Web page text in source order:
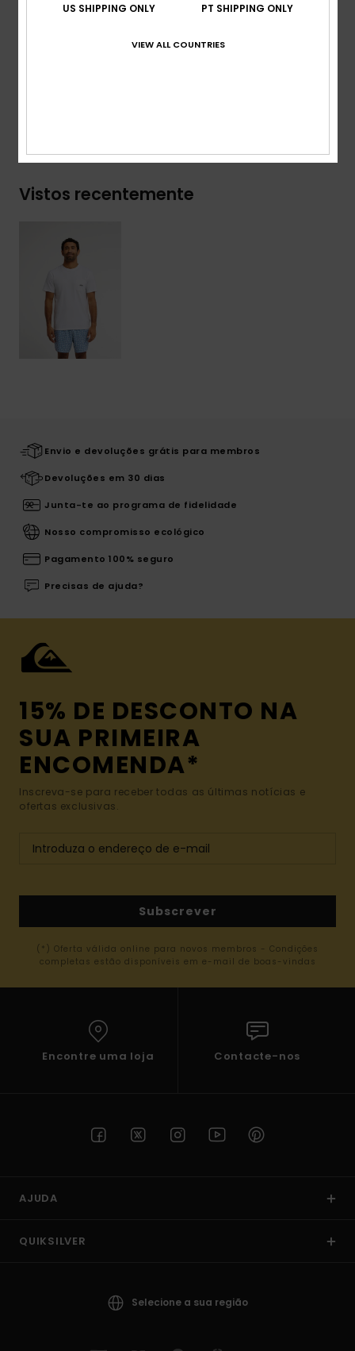
Etiqueta da marca: patch bordado da Quiksilver na
Vistos recentemente
Envio e devoluções grátis para membros
Devoluções em 30 dias
Junta-te ao programa de fidelidade
Nosso compromisso ecológico
Pagamento 100% seguro
Precisas de ajuda?
15% DE DESCONTO NA
SUA PRIMEIRA
ENCOMENDA*
Inscreva-se para receber todas as últimas notícias e
ofertas exclusivas.
Subscrever
(*) Oferta válida online para novos membros - Condições
completas estão disponíveis em e-mail de boas-vindas
Encontre uma loja Contacte-nos
AJUDA
QUIKSILVER
Selecione a sua região
US SHIPPING ONLY PT SHIPPING ONLY
VIEW ALL COUNTRIES